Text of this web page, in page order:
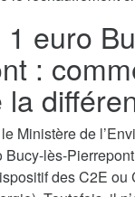
euro
:
Ministère de
Bucy-lès-
des C2E ou